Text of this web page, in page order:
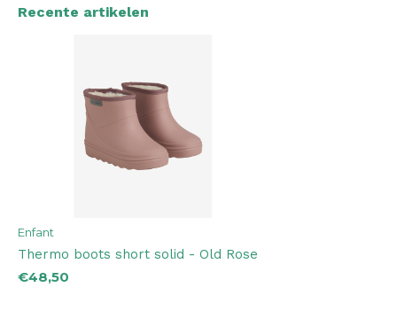
Recente artikelen
Enfant
Thermo boots short solid - Old Rose
€48,50